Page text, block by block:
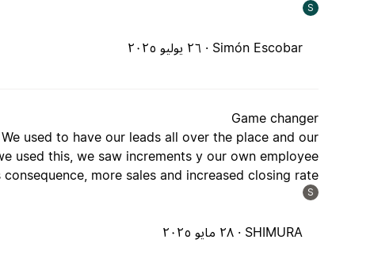
S
Simón Escobar · ٢٦ يوليو ٢٠٢٥
Game changer
used to have our leads all over the place and our
used this, we saw increments y our own employee
more sales and increased closing rate
S
SHIMURA · ٢٨ مايو ٢٠٢٥